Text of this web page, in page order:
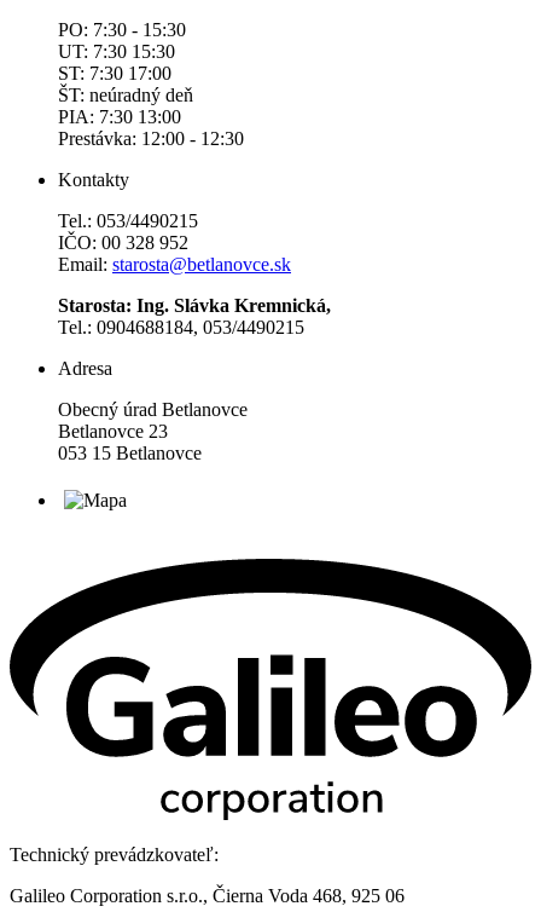
PO: 7:30 - 15:30
UT: 7:30 15:30
ST: 7:30 17:00
ŠT: neúradný deň
PIA: 7:30 13:00
Prestávka: 12:00 - 12:30
Kontakty
Tel.: 053/4490215
IČO: 00 328 952
Email: starosta@betlanovce.sk
Starosta: Ing. Slávka Kremnická,
Tel.: 0904688184, 053/4490215
Adresa
Obecný úrad Betlanovce
Betlanovce 23
053 15 Betlanovce
Technický prevádzkovateľ:
Galileo Corporation s.r.o., Čierna Voda 468, 925 06